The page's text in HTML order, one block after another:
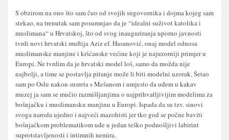
S obzirom na ono što sam čuo od svojih sugovornika i dojma kojeg sam
stekao, na trenutak sam posumnjao da je “idealni suživot katolika i
muslimana“ u Hrvatskoj, što od svog inauguriranja uporno javnosti
tvrdi novi hrvatski muftija Aziz ef. Hasanović, onaj model odnosa
muslimanske manjine i kršćanske većine koji je najuzorniji primjer u
Europi. Ne tvrdim da je hrvatski model loš, samo da možda nije
najbolji, a time se postavlja pitanje može li biti modelni uzorak. Šetao
sam po Oslu nakon susreta s Mešanom i umjesto da uđem u kakav
muzej ja sam se mučio razmišljanjima o najprihvatljivijim modelima za
bošnjačku i muslimansku manjinu u Europi. Ispada da su tzv. sinovi
svoga naroda ujedno i najveći mazohisti jer tko god se počne baviti
bošnjačkom problematikom uđe u jedan teško podnošljivi labirint
suprotstavljenosti i intimnih nemira.